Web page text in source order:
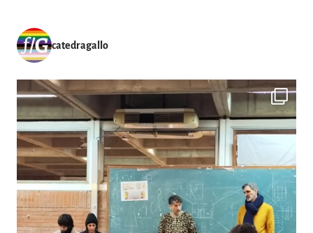
catedragallo